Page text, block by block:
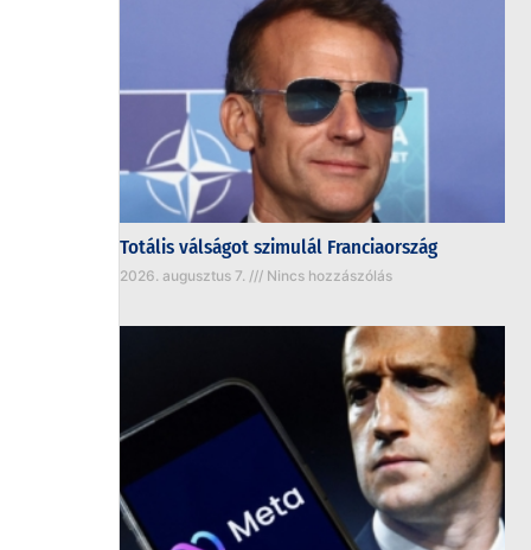
Totális válságot szimulál Franciaország
2026. augusztus 7. Nincs hozzászólás